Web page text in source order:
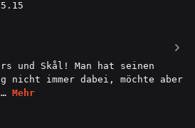
und Skål! Man hat seinen
nicht immer dabei, möchte aber
Mehr